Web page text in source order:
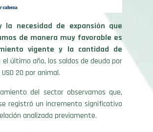
necesidad de expansión que
de manera muy favorable es
vigente y la cantidad de
último año, los saldos de deuda por
20 por animal.
del sector observamos que,
registró un incremento significativo
analizada previamente.